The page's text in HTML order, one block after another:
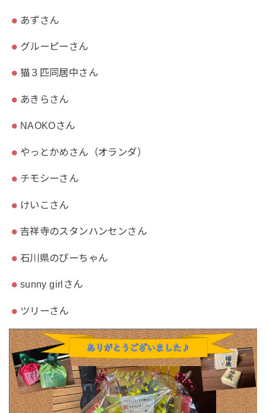
あずさん
グルーピーさん
猫３匹同居中さん
あきらさん
NAOKOさん
やっとかめさん（オランダ）
チモシーさん
けいこさん
吉祥寺のスタンハンセンさん
石川県のぴーちゃん
sunny girlさん
ツリーさん